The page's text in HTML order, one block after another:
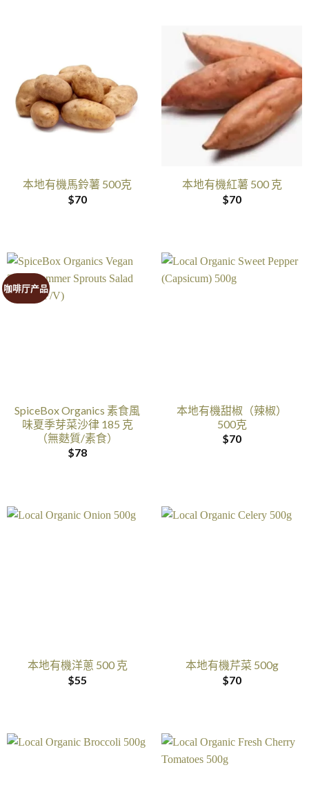
本地有機馬鈴薯 500克
$70
本地有機紅薯 500 克
$70
咖啡厅产品
SpiceBox Organics 素食風
味夏季芽菜沙律 185 克
（無麩質/素食）
$78
本地有機甜椒（辣椒）
500克
$70
本地有機洋蔥 500 克
$55
本地有機芹菜 500g
$70